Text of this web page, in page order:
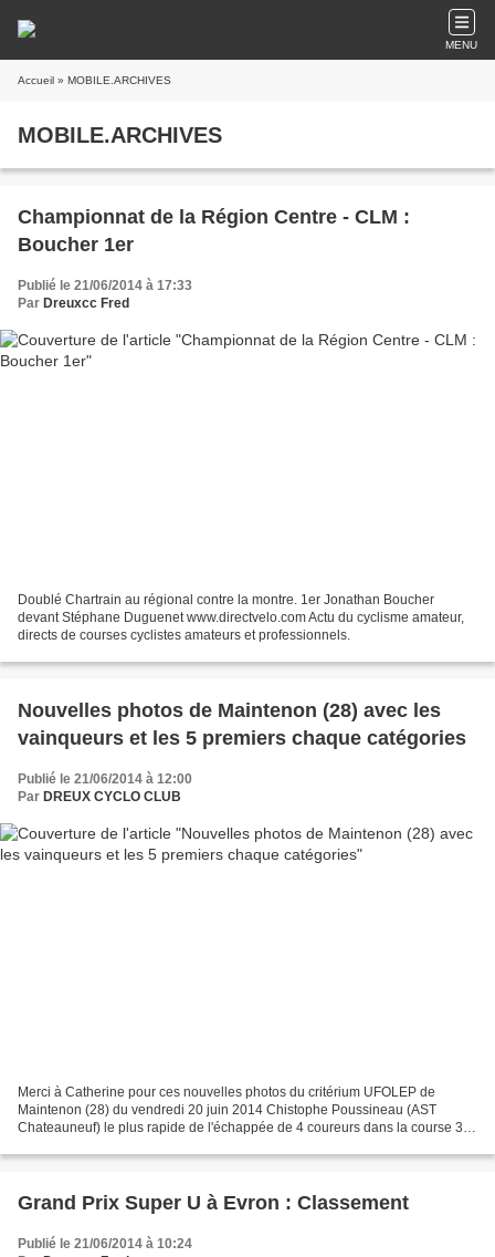
MENU
Accueil » MOBILE.ARCHIVES
MOBILE.ARCHIVES
Championnat de la Région Centre - CLM :
Boucher 1er
Publié le 21/06/2014 à 17:33
Par Dreuxcc Fred
Doublé Chartrain au régional contre la montre. 1er Jonathan Boucher
devant Stéphane Duguenet www.directvelo.com Actu du cyclisme amateur,
directs de courses cyclistes amateurs et professionnels.
Nouvelles photos de Maintenon (28) avec les
vainqueurs et les 5 premiers chaque catégories
Publié le 21/06/2014 à 12:00
Par DREUX CYCLO CLUB
Merci à Catherine pour ces nouvelles photos du critérium UFOLEP de
Maintenon (28) du vendredi 20 juin 2014 Chistophe Poussineau (AST
Chateauneuf) le plus rapide de l'échappée de 4 coureurs dans la course 3 et
Grand Prix Super U à Evron : Classement
Publié le 21/06/2014 à 10:24